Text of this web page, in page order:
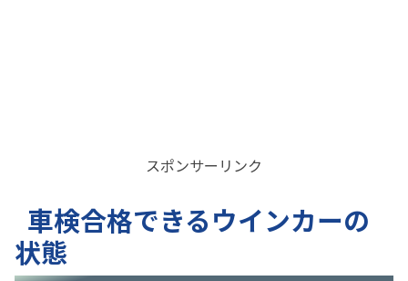
スポンサーリンク
車検合格できるウインカーの
状態